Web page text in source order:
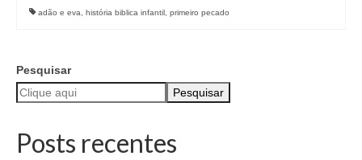
adão e eva, história biblica infantil, primeiro pecado
Pesquisar
Pesquisar
Posts recentes